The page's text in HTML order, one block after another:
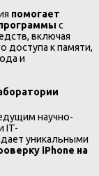
помогает
с
включая
доступа к памяти,
и
научно-
IT-
уникальными
iPhone на